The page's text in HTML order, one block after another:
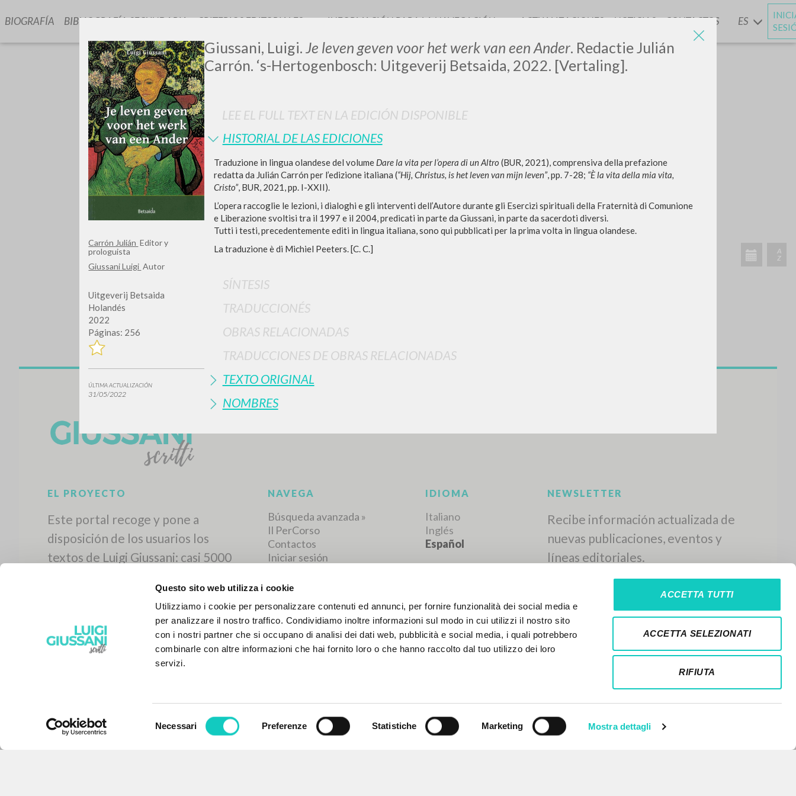
Questo sito web utilizza i cookie
Utilizziamo i cookie per personalizzare contenuti ed annunci, per fornire funzionalità dei social media e
per analizzare il nostro traffico. Condividiamo inoltre informazioni sul modo in cui utilizzi il nostro sito
con i nostri partner che si occupano di analisi dei dati web, pubblicità e social media, i quali potrebbero
combinarle con altre informazioni che hai fornito loro o che hanno raccolto dal tuo utilizzo dei loro
servizi.
Necessari Preferenze Statistiche Marketing Mostra dettagli
ACCETTA TUTTI
ACCETTA SELEZIONATI
RIFIUTA
Carrón Julián Editor y
prologuista
Giussani Luigi Autor
Uitgeverij Betsaida
Holandés
2022
Páginas: 256
ÚLTIMA ACTUALIZACIÓN
31/05/2022
Giussani, Luigi. Je leven geven voor het werk van een Ander. Redactie Julián
Carrón. ‘s-Hertogenbosch: Uitgeverij Betsaida, 2022. [Vertaling].
LEE EL FULL TEXT EN LA EDICIÓN DISPONIBLE
HISTORIAL DE LAS EDICIONES
Traduzione in lingua olandese del volumeDare la vita per l’opera di un Altro (BUR, 2021), comprensiva della prefazione
redatta da Julián Carrón per l’edizione italiana (“Hij, Christus, is het leven van mijn leven”,pp. 7-28; “È la vita della mia vita,
Cristo”, BUR, 2021, pp. I-XXII).
L’opera raccoglie le lezioni, i dialoghi e gli interventi dell’Autore durante gli Esercizi spirituali della Fraternità di Comunione
e Liberazione svoltisi tra il 1997 e il 2004, predicati in parte da Giussani, in parte da sacerdoti diversi.
Tutti i testi, precedentemente editi in lingua italiana, sono qui pubblicati per la prima volta in lingua olandese.
La traduzione è di Michiel Peeters. [C. C.]
SÍNTESIS
TRADUCCIONÉS
OBRAS RELACIONADAS
TRADUCCIONES DE OBRAS RELACIONADAS
TEXTO ORIGINAL
NOMBRES
LUIGI
GIUSSANI
scritti
BIOGRAFÍA BIBLIOGRAFÍA SECUNDARIA CRITERIOS EDITORIALES INFORMACIÓN PARA LA NAVEGACIÓN ACTUALIZACIONESYNOTICIAS CONTACTOS ES
¿Quieres resultados aún más precisos? Utilizar el
TIPOLOGÍA
RESULTADOS SUCESIVOS
EL PROYECTO NAVEGA IDIOMA NEWSLETTER